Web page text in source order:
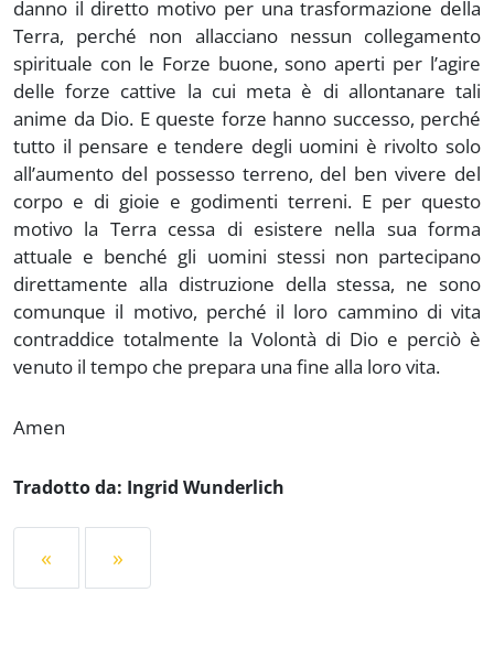
danno il diretto motivo per una trasformazione della
Terra, perché non allacciano nessun collegamento
spirituale con le Forze buone, sono aperti per l’agire
delle forze cattive la cui meta è di allontanare tali
anime da Dio. E queste forze hanno successo, perché
tutto il pensare e tendere degli uomini è rivolto solo
all’aumento del possesso terreno, del ben vivere del
corpo e di gioie e godimenti terreni. E per questo
motivo la Terra cessa di esistere nella sua forma
attuale e benché gli uomini stessi non partecipano
direttamente alla distruzione della stessa, ne sono
comunque il motivo, perché il loro cammino di vita
contraddice totalmente la Volontà di Dio e perciò è
venuto il tempo che prepara una fine alla loro vita.
Amen
Tradotto da: Ingrid Wunderlich
« »